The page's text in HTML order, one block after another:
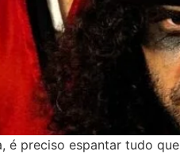
é preciso espantar tudo